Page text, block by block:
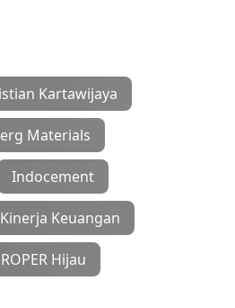
Kartawijaya
Materials
Indocement
Kinerja Keuangan
Hijau